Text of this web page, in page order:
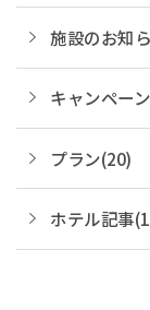
施設のお知
キャンペー
プラン(20)
ホテル記事